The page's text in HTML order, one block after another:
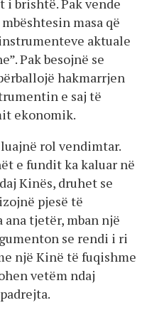
i brishtë. Pak vende
masa që
aktuale
Pak besojnë se
hakmarrjen
e saj të
ekonomik.
rol vendimtar.
e fundit ka kaluar në
Kinës, druhet se
pjesë të
ana tjetër, mban një
se rendi i ri
një Kinë të fuqishme
vetëm ndaj